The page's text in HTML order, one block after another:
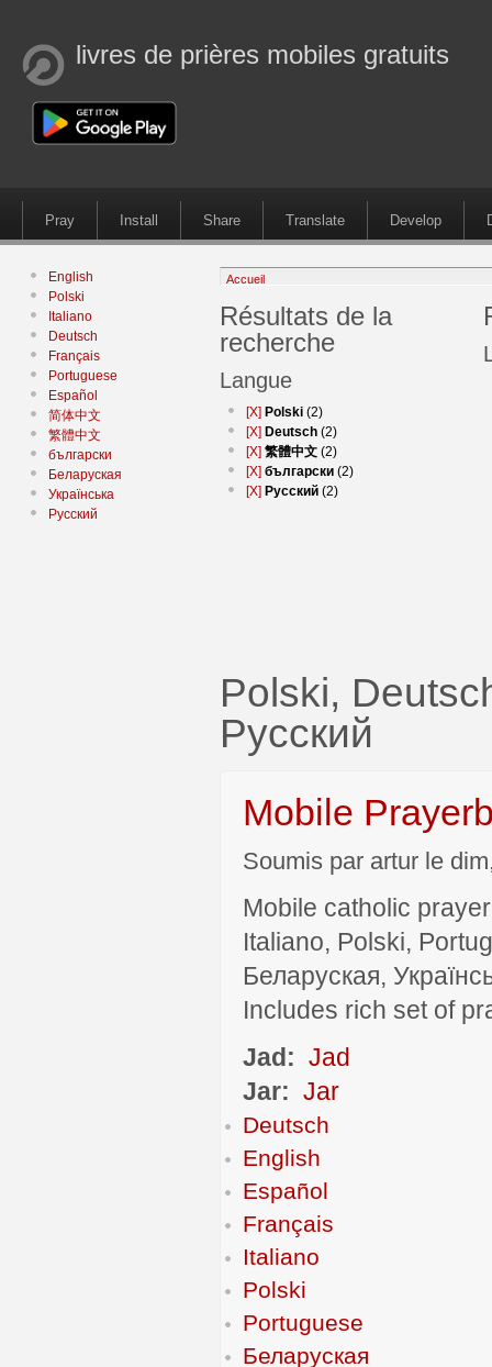
livres de prières mobiles gratuits
Pray Install Share Translate Develop
English
Polski
Italiano
Deutsch
Français
Portuguese
Español
简体中文
繁體中文
български
Беларуская
Українська
Русский
Accueil
Résultats de la
recherche
Langue
[X] Polski (2)
[X] Deutsch (2)
[X] 繁體中文 (2)
[X] български (2)
[X] Русский (2)
Polski,
Русский
Mobile
Soumis par artur le
Mobile catholic
Italiano, Polski,
Беларуская,
Includes rich set of
Jad: Jad
Jar: Jar
Deutsch
English
Español
Français
Italiano
Polski
Portuguese
Беларуская